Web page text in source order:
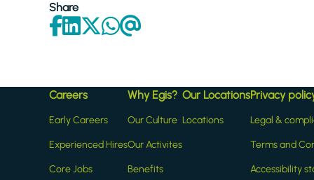
Share
Careers
Early Careers
Experienced Hires
Core Jobs
Why Egis?
Our Culture
Our Activites
Benefits
Our Locations
Locations
Privacy
Legal &
Terms and
Accessibility